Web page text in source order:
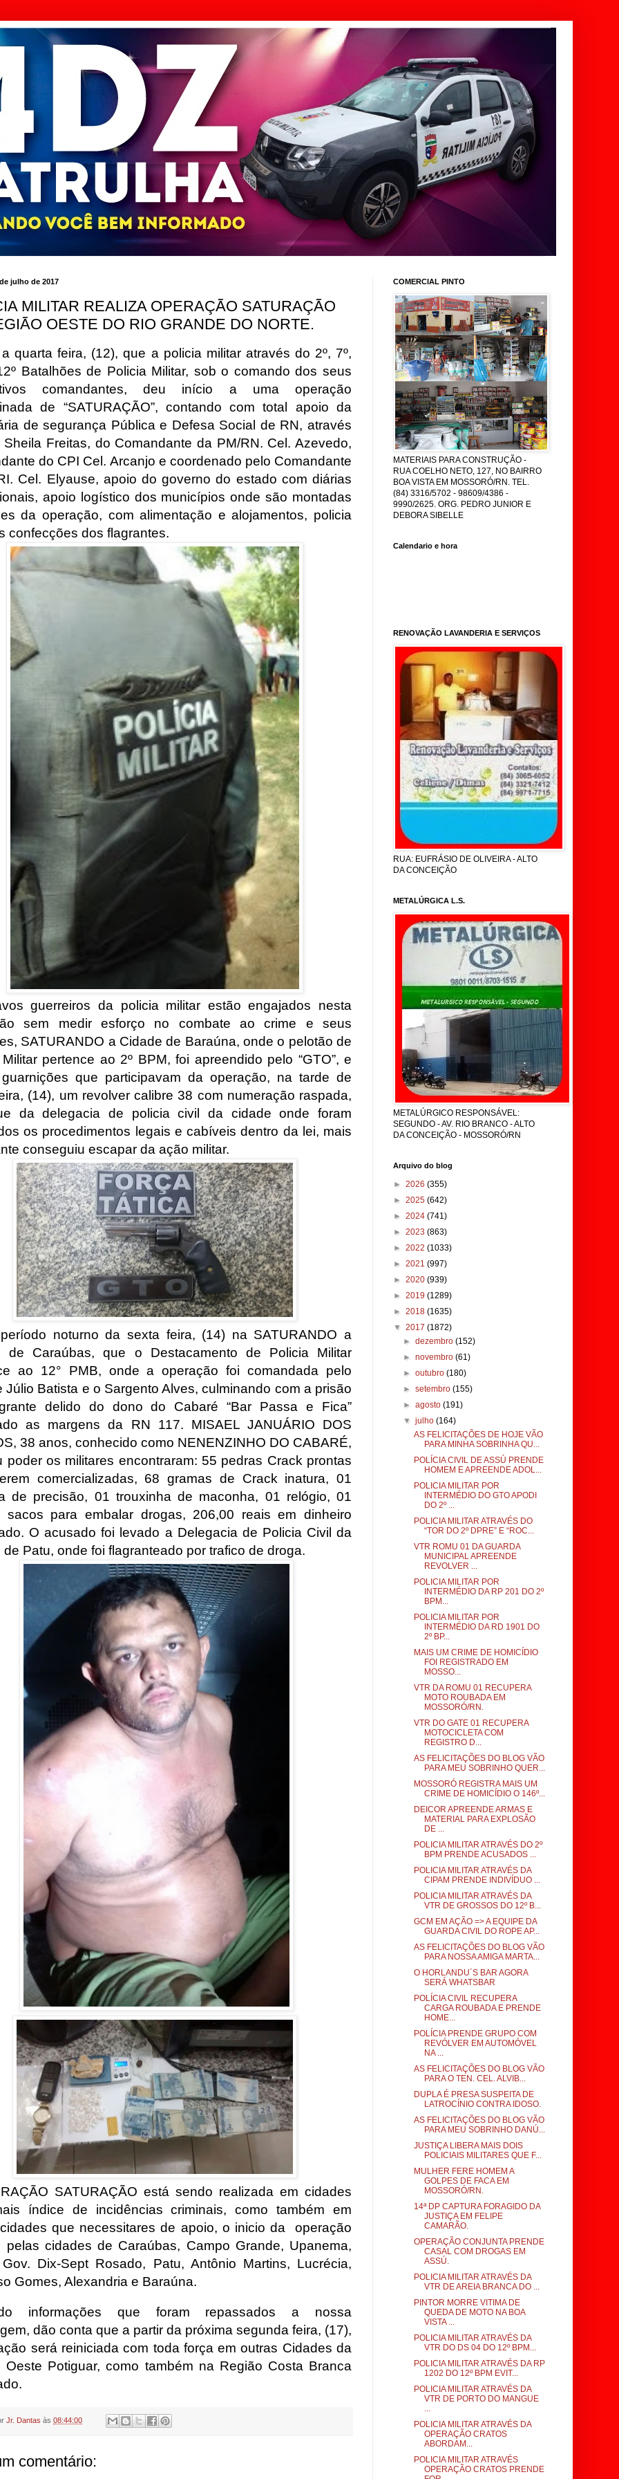
julho de 2017
MILITAR REALIZA OPERAÇÃO SATURAÇÃO
OESTE DO RIO GRANDE DO NORTE.
quarta feira, (12), que a policia militar através do 2º, 7º,
Batalhões de Policia Militar, sob o comando dos seus
comandantes, deu início a uma operação
de “SATURAÇÃO”, contando com total apoio da
de segurança Pública e Defesa Social de RN, através
Sheila Freitas, do Comandante da PM/RN. Cel. Azevedo,
do CPI Cel. Arcanjo e coordenado pelo Comandante
Cel. Elyause, apoio do governo do estado com diárias
apoio logístico dos municípios onde são montadas
da operação, com alimentação e alojamentos, policia
confecções dos flagrantes.
guerreiros da policia militar estão engajados nesta
sem medir esforço no combate ao crime e seus
SATURANDO a Cidade de Baraúna, onde o pelotão de
pertence ao 2º BPM, foi apreendido pelo “GTO”, e
que participavam da operação, na tarde de
(14), um revolver calibre 38 com numeração raspada,
da delegacia de policia civil da cidade onde foram
os procedimentos legais e cabíveis dentro da lei, mais
conseguiu escapar da ação militar.
noturno da sexta feira, (14) na SATURANDO a
de Caraúbas, que o Destacamento de Policia Militar
ao 12° PMB, onde a operação foi comandada pelo
Júlio Batista e o Sargento Alves, culminando com a prisão
delido do dono do Cabaré “Bar Passa e Fica”
as margens da RN 117. MISAEL JANUÁRIO DOS
38 anos, conhecido como NENENZINHO DO CABARÉ,
poder os militares encontraram: 55 pedras Crack prontas
comercializadas, 68 gramas de Crack inatura, 01
de precisão, 01 trouxinha de maconha, 01 relógio, 01
sacos para embalar drogas, 206,00 reais em dinheiro
O acusado foi levado a Delegacia de Policia Civil da
de Patu, onde foi flagranteado por trafico de droga.
SATURAÇÃO está sendo realizada em cidades
índice de incidências criminais, como também em
que necessitares de apoio, o inicio da operação
pelas cidades de Caraúbas, Campo Grande, Upanema,
Dix-Sept Rosado, Patu, Antônio Martins, Lucrécia,
Gomes, Alexandria e Baraúna.
informações que foram repassados a nossa
dão conta que a partir da próxima segunda feira, (17),
será reiniciada com toda força em outras Cidades da
Oeste Potiguar, como também na Região Costa Branca
Jr. Dantas às 08:44:00
comentário:
COMERCIAL PINTO
MATERIAIS PARA CONSTRUÇÃO -
RUA COELHO NETO, 127, NO BAIRRO
BOA VISTA EM MOSSORÓ/RN. TEL.
(84) 3316/5702 - 98609/4386 -
9990/2625. ORG. PEDRO JUNIOR E
DEBORA SIBELLE
Calendario e hora
RENOVAÇÃO LAVANDERIA E SERVIÇOS
RUA: EUFRÁSIO DE OLIVEIRA - ALTO
DA CONCEIÇÃO
METALÚRGICA L.S.
METALÚRGICO RESPONSÁVEL:
SEGUNDO - AV. RIO BRANCO - ALTO
DA CONCEIÇÃO - MOSSORÓ/RN
Arquivo do blog
► 2026 (355)
► 2025 (642)
► 2024 (741)
► 2023 (863)
► 2022 (1033)
► 2021 (997)
► 2020 (939)
► 2019 (1289)
► 2018 (1635)
▼ 2017 (1872)
►dezembro(152)
►novembro(61)
►outubro(180)
►setembro(155)
►agosto(191)
▼julho(164)
AS FELICITAÇÕES DE HOJE VÃO
PARA MINHA SOBRINHA QU...
POLÍCIA CIVIL DE ASSÚ PRENDE
HOMEM E APREENDE ADOL...
POLICIA MILITAR POR
INTERMÉDIO DO GTO APODI
DO 2º ...
POLICIA MILITAR ATRAVÉS DO
“TOR DO 2º DPRE” E “ROC...
VTR ROMU 01 DA GUARDA
MUNICIPAL APREENDE
REVOLVER ...
POLICIA MILITAR POR
INTERMÉDIO DA RP 201 DO 2º
BPM...
POLICIA MILITAR POR
INTERMÉDIO DA RD 1901 DO
2º BP...
MAIS UM CRIME DE HOMICÍDIO
FOI REGISTRADO EM
MOSSO...
VTR DA ROMU 01 RECUPERA
MOTO ROUBADA EM
MOSSORÓ/RN.
VTR DO GATE 01 RECUPERA
MOTOCICLETA COM
REGISTRO D...
AS FELICITAÇÕES DO BLOG VÃO
PARA MEU SOBRINHO QUER...
MOSSORÓ REGISTRA MAIS UM
CRIME DE HOMICÍDIO O 146º...
DEICOR APREENDE ARMAS E
MATERIAL PARA EXPLOSÃO
DE ...
POLICIA MILITAR ATRAVÉS DO 2º
BPM PRENDE ACUSADOS ...
POLICIA MILITAR ATRAVÉS DA
CIPAM PRENDE INDIVÍDUO ...
POLICIA MILITAR ATRAVÉS DA
VTR DE GROSSOS DO 12º B...
GCM EM AÇÃO => A EQUIPE DA
GUARDA CIVIL DO ROPE AP...
AS FELICITAÇÕES DO BLOG VÃO
PARA NOSSA AMIGA MARTA...
O HORLANDU´S BAR AGORA
SERÁ WHATSBAR
POLÍCIA CIVIL RECUPERA
CARGA ROUBADA E PRENDE
HOME...
POLÍCIA PRENDE GRUPO COM
REVÓLVER EM AUTOMÓVEL
NA ...
AS FELICITAÇÕES DO BLOG VÃO
PARA O TEN. CEL. ALVIB...
DUPLA É PRESA SUSPEITA DE
LATROCÍNIO CONTRA IDOSO.
AS FELICITAÇÕES DO BLOG VÃO
PARA MEU SOBRINHO DANÚ...
JUSTIÇA LIBERA MAIS DOIS
POLICIAIS MILITARES QUE F...
MULHER FERE HOMEM A
GOLPES DE FACA EM
MOSSORÓ/RN.
14ª DP CAPTURA FORAGIDO DA
JUSTIÇA EM FELIPE
CAMARÃO.
OPERAÇÃO CONJUNTA PRENDE
CASAL COM DROGAS EM
ASSÚ.
POLICIA MILITAR ATRAVÉS DA
VTR DE AREIA BRANCA DO ...
PINTOR MORRE VITIMA DE
QUEDA DE MOTO NA BOA
VISTA ...
POLICIA MILITAR ATRAVÉS DA
VTR DO DS 04 DO 12º BPM...
POLICIA MILITAR ATRAVÉS DA RP
1202 DO 12º BPM EVIT...
POLICIA MILITAR ATRAVÉS DA
VTR DE PORTO DO MANGUE
...
POLICIA MILITAR ATRAVÉS DA
OPERAÇÃO CRATOS
ABORDAM...
POLICIA MILITAR ATRAVÉS
OPERAÇÃO CRATOS PRENDE